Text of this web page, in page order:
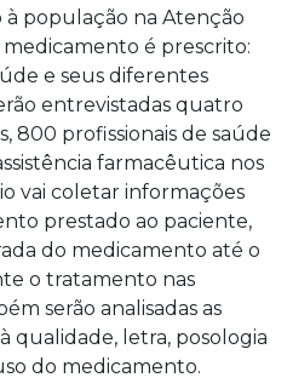
à população na Atenção
medicamento é prescrito:
e seus diferentes
entrevistadas quatro
800 profissionais de saúde
farmacêutica nos
vai coletar informações
prestado ao paciente,
do medicamento até o
o tratamento nas
serão analisadas as
qualidade, letra, posologia
do medicamento.